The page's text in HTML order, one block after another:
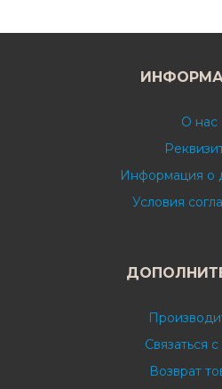
О нас
Информация о
Условия
Связаться
Возврат